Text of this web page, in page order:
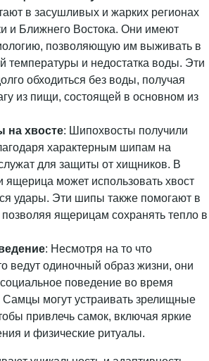
в засушливых и жарких регионах
и Ближнего Востока. Они имеют
позволяющую им выживать в
температуры и недостатка воды. Эти
обходиться без воды, получая
из пищи, состоящей в основном из
хвосте: Шипохвосты получили
характерным шипам на
для защиты от хищников. В
ящерица может использовать хвост
удары. Эти шипы также помогают в
ящерицам сохранять тепло в
: Несмотря на то что
ведут одиночный образ жизни, они
поведение во время
Самцы могут устраивать зрелищные
привлечь самок, включая яркие
и физические ритуалы.